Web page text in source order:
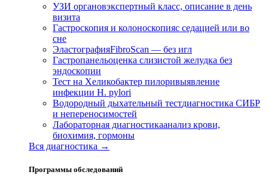
УЗИ органовэкспертный класс, описание в день
визита
Гастроскопия и колоноскопияс седацией или во
сне
ЭластографияFibroScan — без игл
Гастропанельоценка слизистой желудка без
эндоскопии
Тест на Хеликобактер пилоривыявление
инфекции H. pylori
Водородный дыхательный тестдиагностика СИБР
и непереносимостей
Лабораторная диагностикаанализ крови,
биохимия, гормоны
Вся диагностика →
Программы обследований